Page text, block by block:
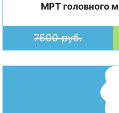
МРТ головного
7500 руб.